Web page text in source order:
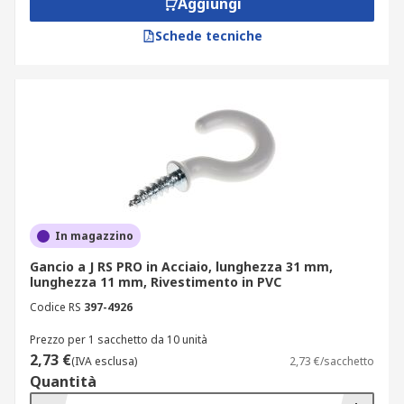
una gamma di dimensioni.
I ganci a vite sono più comunemente usati come
ganci per appendere. Sono anche utilizzati per
Vengono inseriti a mano e possono essere
avvitati direttamente nel legno e in altri substrati
morbidi simili.
In muratura possono essere utilizzati anche in
combinazione con un tassello in plastica.
Si consiglia di utilizzare un foro preforato
leggermente più piccolo del diametro del gancio a
vite.
Schede tecniche
In magazzino
Gancio a J RS PRO in Acciaio, lunghezza 31 mm,
lunghezza 11 mm, Rivestimento in PVC
Codice RS 397-4926
Prezzo per 1 sacchetto da 10 unità
2,73 €(IVA esclusa) 2,73 €/sacchetto
Quantità